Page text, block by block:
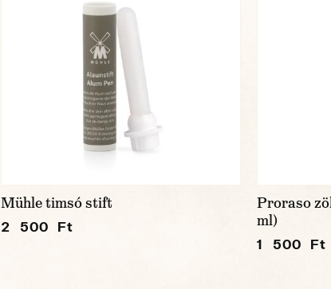
Mühle timsó stift
2 500 Ft
Proraso
ml)
1 500 Ft